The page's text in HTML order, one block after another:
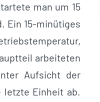
man um 15
Ein 15-minütiges
arbeiteten
Aufsicht der
letzte Einheit ab.